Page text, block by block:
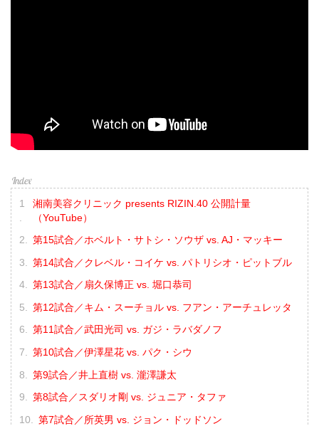
湘南美容クリニック presents RIZIN.40 公開計量
（YouTube）
第15試合／ホベルト・サトシ・ソウザ vs. AJ・マッキー
第14試合／クレベル・コイケ vs. パトリシオ・ピットブル
第13試合／扇久保博正 vs. 堀口恭司
第12試合／キム・スーチョル vs. フアン・アーチュレッタ
第11試合／武田光司 vs. ガジ・ラバダノフ
第10試合／伊澤星花 vs. パク・シウ
第9試合／井上直樹 vs. 瀧澤謙太
第8試合／スダリオ剛 vs. ジュニア・タファ
第7試合／所英男 vs. ジョン・ドッドソン